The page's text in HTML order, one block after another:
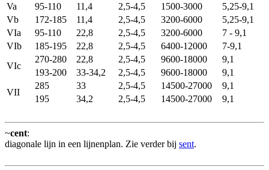
Va
95-110 11,4 2,5-4,5 1500-3000
5,25-9,1
Vb
172-185 11,4 2,5-4,5 3200-6000
5,25-9,1
VIa
95-110 22,8 2,5-4,5 3200-6000
7 - 9,1
VIb
185-195 22,8 2,5-4,5 6400-12000
7-9,1
VIc
270-280 22,8 2,5-4,5 9600-18000
9,1
193-200
33-34,2 2,5-4,5 9600-18000
9,1
VII
285 33 2,5-4,5 14500-27000
9,1
195
34,2 2,5-4,5 14500-27000 9,1
~cent:
diagonale lijn in een lijnenplan. Zie verder bij sent.